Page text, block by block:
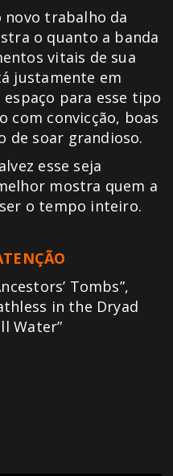
novo trabalho da
o quanto a banda
vitais de sua
justamente em
para esse tipo
com convicção, boas
de soar grandioso.
esse seja
mostra quem a
o tempo inteiro.
Tombs”,
in the Dryad
Water”